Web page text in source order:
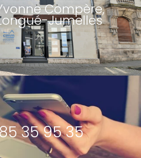
Compère,
Jumelles
35 95 35